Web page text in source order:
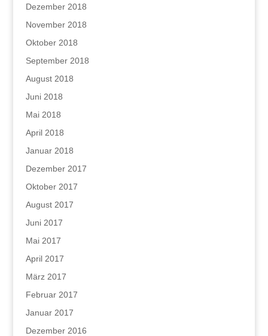
Dezember 2018
November 2018
Oktober 2018
September 2018
August 2018
Juni 2018
Mai 2018
April 2018
Januar 2018
Dezember 2017
Oktober 2017
August 2017
Juni 2017
Mai 2017
April 2017
März 2017
Februar 2017
Januar 2017
Dezember 2016